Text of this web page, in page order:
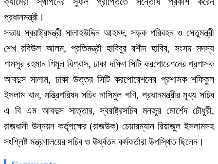
প্রধানমন্ত্রী।
সভায় স্বরাষ্ট্রমন্ত্রী সালাহউদ্দিন আহমদ, সড়ক পরিবহন ও সেতুমন্ত্রী
শেখ রবিউল আলম, প্রতিমন্ত্রী হাবিবুর রশীদ হাবিব, সংসদ সদস্য
শামসুর রহমান শিমুল বিশ্বাস, ঢাকা দক্ষিণ সিটি করপোরেশনের প্রশাসক
আবদুস সালাম, ঢাকা উত্তর সিটি করপোরেশনের প্রশাসক শফিকুল
ইসলাম খান, মন্ত্রিপরিষদ সচিব নাসিমুল গণি, প্রধানমন্ত্রীর মুখ্য সচিব
এ বি এম আবদুস সাত্তার, স্বরাষ্ট্রসচিব মনজুর মোর্শেদ চৌধুরী,
রাজধানী উন্নয়ন কর্তৃপক্ষের (রাজউক) চেয়ারম্যান রিয়াজুল ইসলামসহ
সংশ্লিষ্ট মন্ত্রণালয়ের সচিব ও ঊর্ধ্বতন কর্মকর্তারা উপস্থিত ছিলেন।